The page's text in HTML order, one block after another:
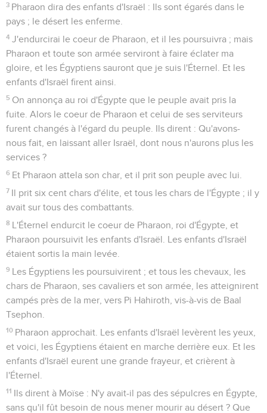
3 Pharaon dira des enfants d'Israël : Ils sont égarés dans le
pays ; le désert les enferme.
4 J'endurcirai le coeur de Pharaon, et il les poursuivra ; mais
Pharaon et toute son armée serviront à faire éclater ma
gloire, et les Égyptiens sauront que je suis l'Éternel. Et les
enfants d'Israël firent ainsi.
5 On annonça au roi d'Égypte que le peuple avait pris la
fuite. Alors le coeur de Pharaon et celui de ses serviteurs
furent changés à l'égard du peuple. Ils dirent : Qu'avons-
nous fait, en laissant aller Israël, dont nous n'aurons plus les
services ?
6 Et Pharaon attela son char, et il prit son peuple avec lui.
7 Il prit six cent chars d'élite, et tous les chars de l'Égypte ; il y
avait sur tous des combattants.
8 L'Éternel endurcit le coeur de Pharaon, roi d'Égypte, et
Pharaon poursuivit les enfants d'Israël. Les enfants d'Israël
étaient sortis la main levée.
9 Les Égyptiens les poursuivirent ; et tous les chevaux, les
chars de Pharaon, ses cavaliers et son armée, les atteignirent
campés près de la mer, vers Pi Hahiroth, vis-à-vis de Baal
Tsephon.
10 Pharaon approchait. Les enfants d'Israël levèrent les yeux,
et voici, les Égyptiens étaient en marche derrière eux. Et les
enfants d'Israël eurent une grande frayeur, et crièrent à
l'Éternel.
11 Ils dirent à Moïse : N'y avait-il pas des sépulcres en Égypte,
sans qu'il fût besoin de nous mener mourir au désert ? Que